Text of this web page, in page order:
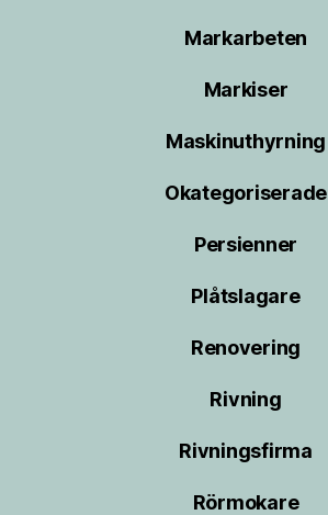
Markarbeten
Markiser
Maskinuthyrning
Okategoriserade
Persienner
Plåtslagare
Renovering
Rivning
Rivningsfirma
Rörmokare